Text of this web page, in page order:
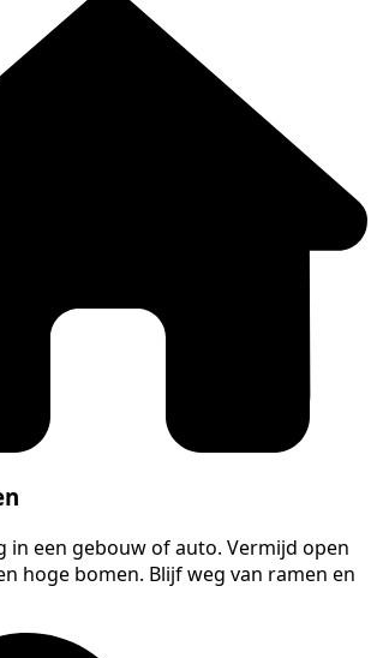
in een gebouw of auto. Vermijd open
hoge bomen. Blijf weg van ramen en